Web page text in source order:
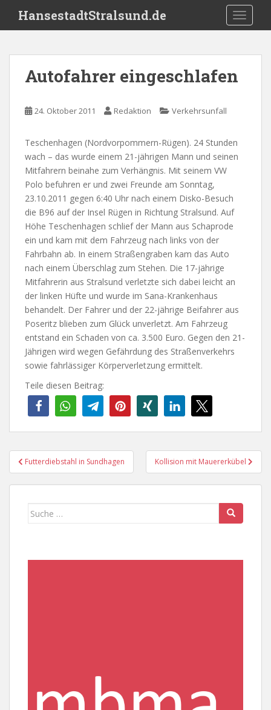
i
HansestadtStralsund.de
Autofahrer eingeschlafen
24. Oktober 2011 Redaktion Verkehrsunfall
Teschenhagen (Nordvorpommern-Rügen). 24 Stunden
wach – das wurde einem 21-jährigen Mann und seinen
Mitfahrern beinahe zum Verhängnis. Mit seinem VW
Polo befuhren er und zwei Freunde am Sonntag,
23.10.2011 gegen 6:40 Uhr nach einem Disko-Besuch
die B96 auf der Insel Rügen in Richtung Stralsund. Auf
Höhe Teschenhagen schlief der Mann aus Schaprode
ein und kam mit dem Fahrzeug nach links von der
Fahrbahn ab. In einem Straßengraben kam das Auto
nach einem Überschlag zum Stehen. Die 17-jährige
Mitfahrerin aus Stralsund verletzte sich dabei leicht an
der linken Hüfte und wurde im Sana-Krankenhaus
behandelt. Der Fahrer und der 22-jährige Beifahrer aus
Poseritz blieben zum Glück unverletzt. Am Fahrzeug
entstand ein Schaden von ca. 3.500 Euro. Gegen den 21-
Jährigen wird wegen Gefährdung des Straßenverkehrs
sowie fahrlässiger Körperverletzung ermittelt.
Teile diesen Beitrag:
Beitragsnavigation
Futterdiebstahl in Sundhagen Kollision mit Mauererkübel
Suche